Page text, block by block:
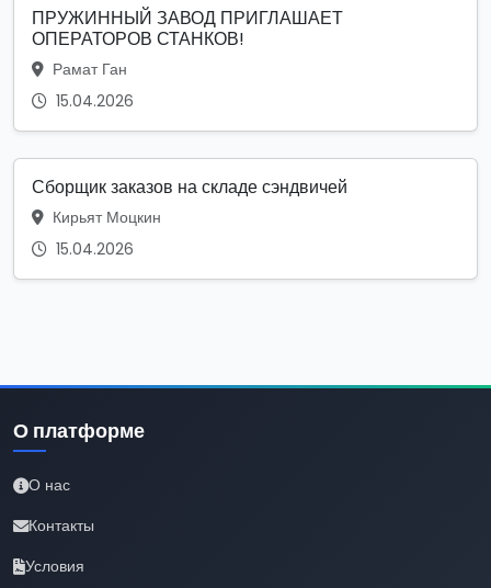
ПРУЖИННЫЙ ЗАВОД ПРИГЛАШАЕТ
ОПЕРАТОРОВ СТАНКОВ!
Рамат Ган
15.04.2026
Сборщик заказов на складе сэндвичей
Кирьят Моцкин
15.04.2026
О платформе
О нас
Контакты
Условия